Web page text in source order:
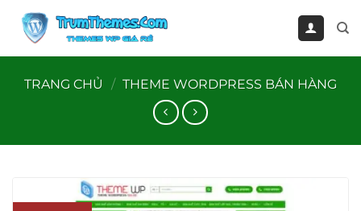
qua
TRANG CHỦ
/ THEME WORDPRESS BÁN HÀNG